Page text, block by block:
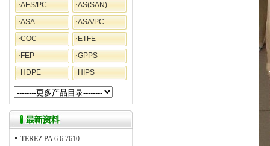
·AES/PC ·AS(SAN)
·ASA ·ASA/PC
·COC · ETFE
· FEP ·GPPS
· HDPE · HIPS
TEREZ PA 6.6 7610…